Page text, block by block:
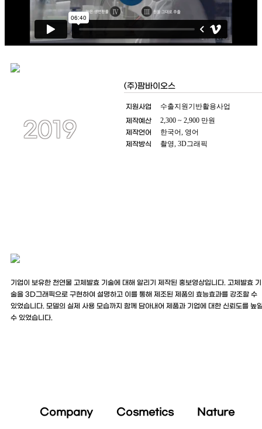
2019
(주)팜바이오스
지원사업 수출지원기반활용사업
제작예산 2,300 ~ 2,900 만원
제작언어 한국어, 영어
제작방식 촬영, 3D그래픽
기업이 보유한 천연물 고체발효 기술에 대해 알리기 제작된 홍보영상입니다. 고체발효 기
술을 3D그래픽으로 구현하여 설명하고 이를 통해 제조된 제품의 효능효과를 강조할 수
있었습니다. 모델의 실제 사용 모습까지 함께 담아내어 제품과 기업에 대한 신뢰도를 높
수 있었습니다.
Company Cosmetics Nature